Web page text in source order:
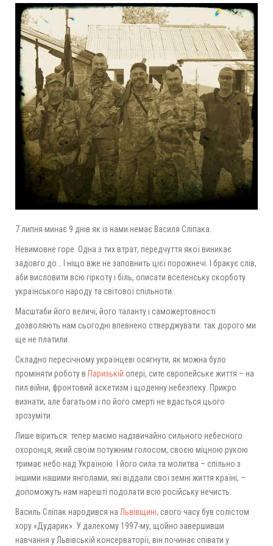
7 липня минає 9 днів як із нами немає Василя Сліпака.
Невимовне горе. Одна з тих втрат, передчуття якої виникає
задовго до… І ніщо вже не заповнить цієї порожнечі. І бракує слів,
аби висловити всю гіркоту і біль, описати вселенську скорботу
українського народу та світової спільноти.
Масштаби його величі, його таланту і саможертовності
дозволяють нам сьогодні впевнено стверджувати: так дорого ми
ще не платили.
Складно пересічному українцеві осягнути, як можна було
проміняти роботу в Паризькій опері, сите європейське життя – на
пил війни, фронтовий аскетизм і щоденну небезпеку. Прикро
визнати, але багатьом і по його смерті не вдасться цього
зрозуміти.
Лише віриться: тепер маємо надзвичайно сильного небесного
охоронця, який своїм потужним голосом, своєю міцною рукою
тримає небо над Україною. І його сила та молитва – спільно з
іншими нашими янголами, які віддали свої земні життя країні, –
допоможуть нам нарешті подолати всю російську нечисть.
Василь Сліпак народився на Львівщині, свого часу був солістом
хору «Дударик». У далекому 1997-му, щойно завершивши
навчання у Львівській консерваторії, він починає співати у